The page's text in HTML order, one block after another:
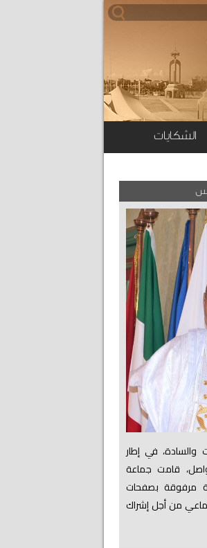
الشكايات
والسادة، في إطار
قامت جماعة
مرفوقة بصفحات
من أجل إشراك